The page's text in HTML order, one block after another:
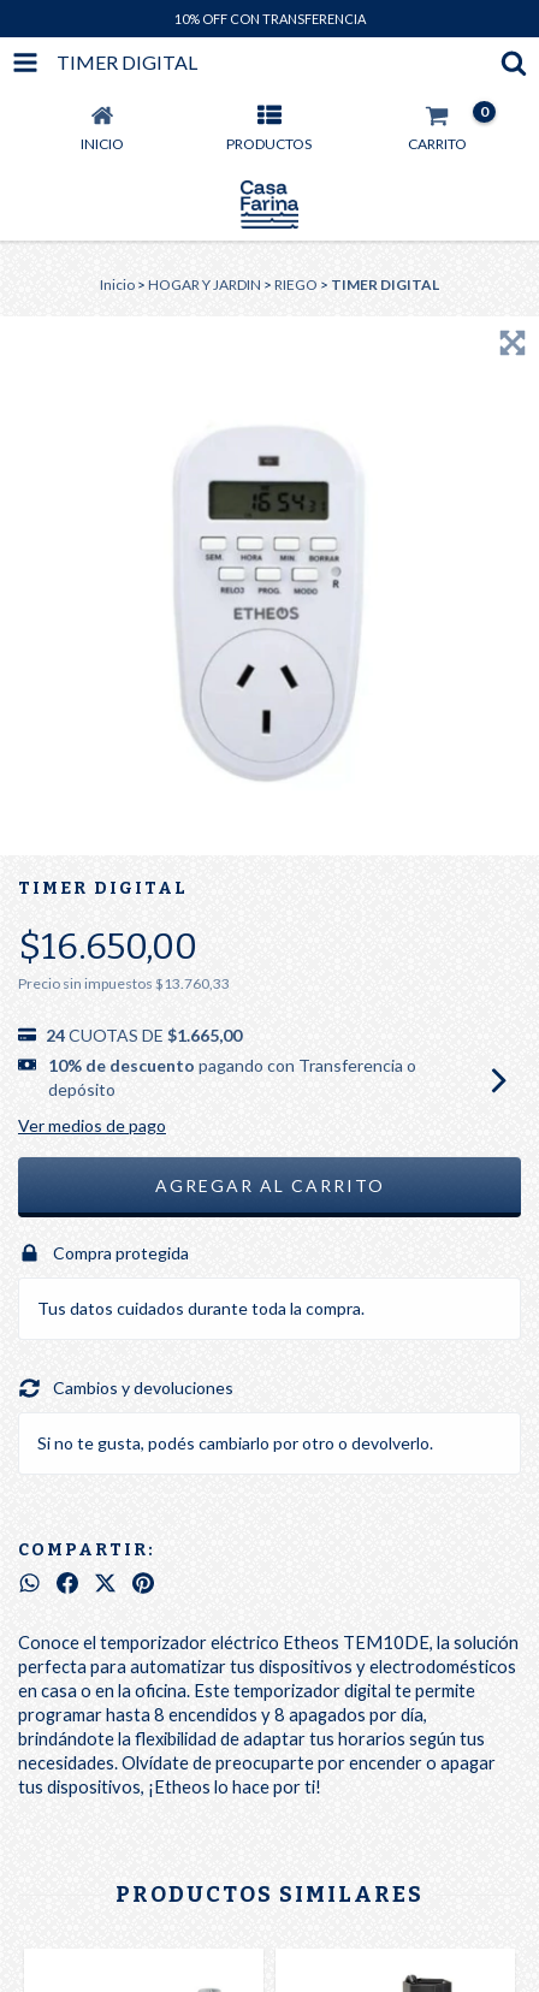
10% OFF CON TRANSFERENCIA
TIMER DIGITAL
INICIO PRODUCTOS CARRITO
0
Inicio > HOGAR Y JARDIN > RIEGO > TIMER DIGITAL
TIMER DIGITAL
$16.650,00
Precio sin impuestos $13.760,33
24CUOTAS DE $1.665,00
10% de descuento pagando con Transferencia o
depósito
Ver medios de pago
Compra protegida
Tus datos cuidados durante toda la compra.
Cambios y devoluciones
Si no te gusta, podés cambiarlo por otro o devolverlo.
COMPARTIR:
Conoce el temporizador eléctrico Etheos TEM10DE, la solución
perfecta para automatizar tus dispositivos y electrodomésticos
en casa o en la oficina. Este temporizador digital te permite
programar hasta 8 encendidos y 8 apagados por día,
brindándote la flexibilidad de adaptar tus horarios según tus
necesidades. Olvídate de preocuparte por encender o apagar
tus dispositivos, ¡Etheos lo hace por ti!
PRODUCTOS SIMILARES